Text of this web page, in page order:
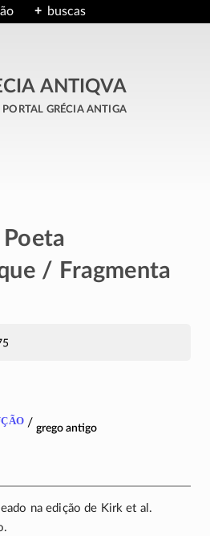
buscas
ANTIQVA
portal grécia antiga
/ Fragmenta
/ grego antigo
na edição de Kirk et al.